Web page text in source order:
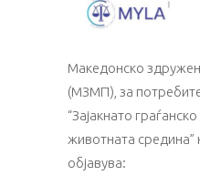
Македонско
(МЗМП), за
“Зајакнато
животната средина”
објавува: